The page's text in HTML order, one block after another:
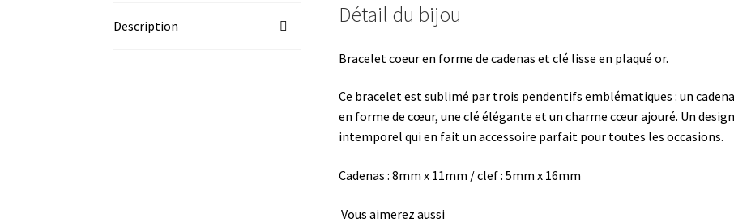
o
k
p
Description Détail du bijou
Bracelet coeur en forme de cadenas et clé lisse en plaqué or.
Ce bracelet est sublimé par trois pendentifs emblématiques : un
en forme de cœur, une clé élégante et un charme cœur ajouré. Un design
intemporel qui en fait un accessoire parfait pour toutes les occasions.
Cadenas : 8mm x 11mm / clef : 5mm x 16mm
Vous aimerez aussi